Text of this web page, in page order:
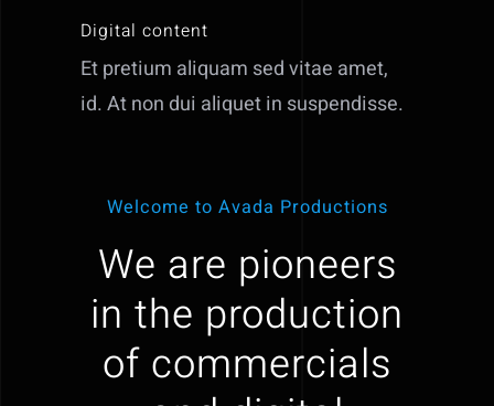
Digital content
Et pretium aliquam sed vitae amet,
id. At non dui aliquet in suspendisse.
Welcome to Avada Productions
We are pioneers
in the production
of commercials